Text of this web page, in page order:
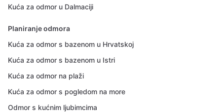
Kuća za odmor u Dalmaciji
Planiranje odmora
Kuća za odmor s bazenom u Hrvatskoj
Kuća za odmor s bazenom u Istri
Kuća za odmor na plaži
Kuća za odmor s pogledom na more
Odmor s kućnim ljubimcima